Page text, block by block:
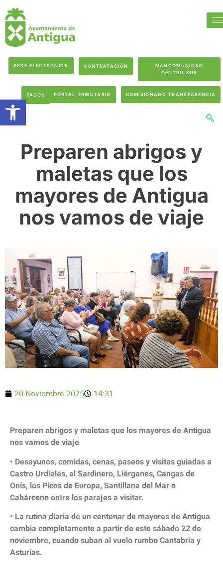
SEDE ELECTRÓNICA CONTRATACIÓN
MANCOMUNIDAD
CENTRO SUR
PAGOS PORTAL TRIBUTARIO COMISIONADO TRANSPARENCIA
Preparen abrigos y
maletas que los
mayores de Antigua
nos vamos de viaje
20 Noviembre 2025 14:31
Preparen abrigos y maletas que los mayores de Antigua
nos vamos de viaje
• Desayunos, comidas, cenas, paseos y visitas guiadas a
Castro Urdiales, al Sardinero, Liérganes, Cangas de
Onís, los Picos de Europa, Santillana del Mar o
Cabárceno entre los parajes a visitar.
• La rutina diaria de un centenar de mayores de Antigua
cambia completamente a partir de este sábado 22 de
noviembre, cuando suban al vuelo rumbo Cantabria y
Asturias.
Abrir barra de herramientas